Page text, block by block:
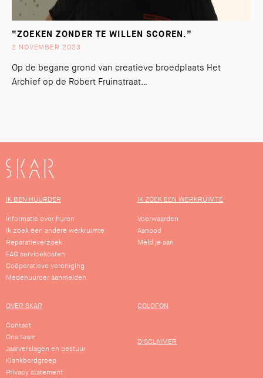
“ZOEKEN ZONDER TE WILLEN SCOREN.”
2 NOVEMBER 2023
Op de begane grond van creatieve broedplaats Het
Archief op de Robert Fruinstraat…
SKAR
IK BEN HUURDER
Informatie over huren
Ik zoek een andere werkruimte
Reparatieverzoek
FAQ servicekosten
Coöperatieve vereniging
Medehuurder aanmelden
IK ZOEK EEN WERKRUIMTE
Voorwaarden
Aanbod
Meld je aan
OVER SKAR
Contact
Ons team
Jaarverslagen en bestuur
Klankbordgroep
Privacy statement
COLOFON
DISCLAIMER